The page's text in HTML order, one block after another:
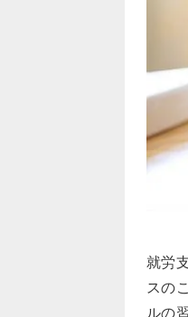
就労
スの
ルの